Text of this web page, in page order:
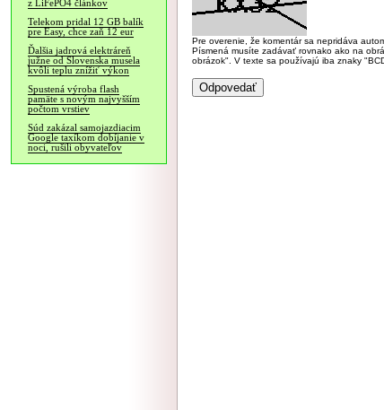
z LiFePO4 článkov
Telekom pridal 12 GB balík
pre Easy, chce zaň 12 eur
Ďalšia jadrová elektráreň
južne od Slovenska musela
kvôli teplu znížiť výkon
Spustená výroba flash
pamäte s novým najvyšším
počtom vrstiev
Súd zakázal samojazdiacim
Google taxíkom dobíjanie v
noci, rušili obyvateľov
Pre overenie, že komentár sa nepridáva
Písmená musíte zadávať rovnako ako na
obrázok". V texte sa používajú iba znaky